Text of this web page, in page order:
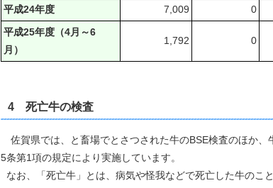
平成24年度
7,009 0
平成25年度（4月～6
月）
1,792 0
4 死亡牛の検査
佐賀県では、と畜場でとさつされた牛のBSE検査のほか
5条第1項の規定により実施しています。
なお、「死亡牛」とは、病気や怪我などで死亡した牛のこと